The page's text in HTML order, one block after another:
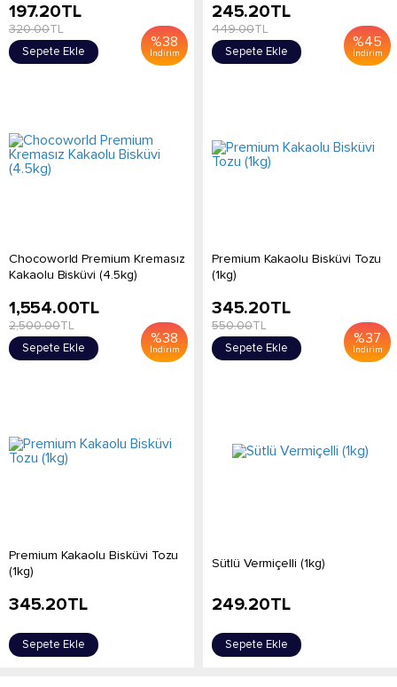
%38
İndirim
197.20TL
320.00TL
Sepete Ekle
%45
İndirim
245.20TL
449.00TL
Sepete Ekle
Chocoworld Premium Kremasız
Kakaolu Bisküvi (4.5kg)
%38
İndirim
1,554.00TL
2,500.00TL
Sepete Ekle
Premium Kakaolu Bisküvi Tozu
(1kg)
%37
İndirim
345.20TL
550.00TL
Sepete Ekle
Premium Kakaolu Bisküvi Tozu
(1kg)
345.20TL
Sepete Ekle
Sütlü Vermiçelli (1kg)
249.20TL
Sepete Ekle